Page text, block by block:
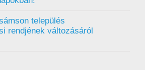
település
rendjének változásáról